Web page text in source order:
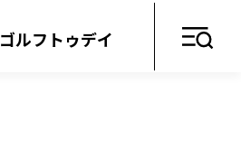
ゴルフトゥデイ